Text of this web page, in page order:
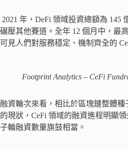
2021 年，DeFi 領域投資總額為 145
碾壓其他賽道。全年 12 個月中，最
可見人們對服務穩定、機制齊全的
Footprint Analytics – CeFi
融資輪次來看，相比於區塊鏈整體種
的現狀，CeFi 領域的融資進程明顯
子輪融資數量旗鼓相當。